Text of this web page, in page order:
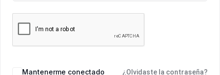
Mantenerme conectado ¿Olvidaste la contraseña?